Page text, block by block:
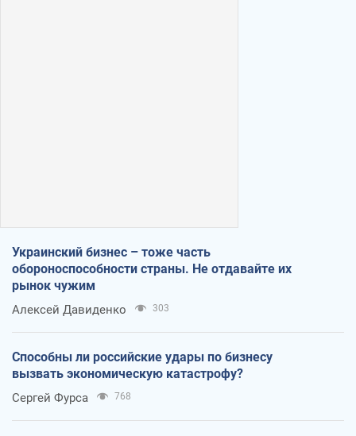
Украинский бизнес – тоже часть
обороноспособности страны. Не отдавайте их
рынок чужим
Алексей Давиденко 303
Способны ли российские удары по бизнесу
вызвать экономическую катастрофу?
Сергей Фурса 768